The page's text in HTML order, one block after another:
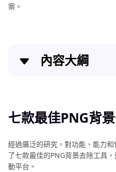
片
明
片
去
APP
推
薦
色
背
工
案。
內容大綱
PNG圖片去背辦法總結
七款最佳PNG背
經過廣泛的研究，對功能、能力
了七款最佳的PNG背景去除工具
動平台。